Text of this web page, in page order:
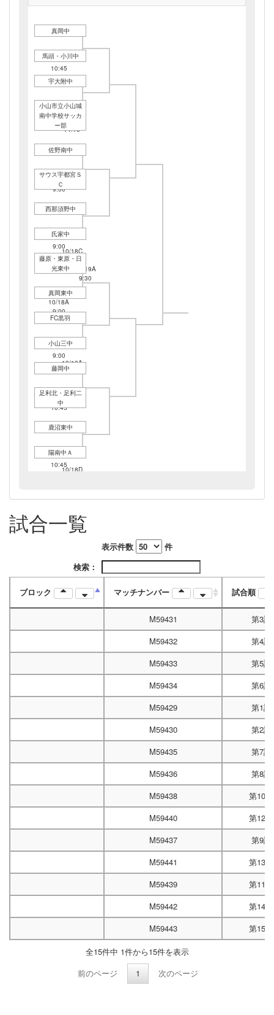
真岡中
10/18A
10:45
馬頭・小川中
10/18B
14:10
宇大附中
10/18B
10:45
小山市立小山城
南中学校サッカ
ー部
10/19A
9:30
佐野南中
10/18C
9:00
サウス宇都宮Ｓ
Ｃ
10/18C
12:30
西那須野中
10/18D
9:00
氏家中
藤原・東原・日
光東中
10/18A
9:00
真岡東中
10/18A
12:30
FC黒羽
10/18B
9:00
小山三中
藤岡中
10/18C
10:45
足利北・足利二
中
10/18D
鹿沼東中
10/18D
10:45
陽南中Ａ
試合一覧
表示件数
件
検索：
ブロック マッチナンバー 試合順
M59431
第3試
M59432
第4試
M59433
第5試
M59434
第6試
M59429
第1試
M59430
第2試
M59435
第7試
M59436
第8試
M59438
第10
M59440
第12
M59437
第9試
M59441
第13
M59439
第11
M59442
第14
M59443
第15
全15件中 1件から15件を表示
前のページ
1 次のページ